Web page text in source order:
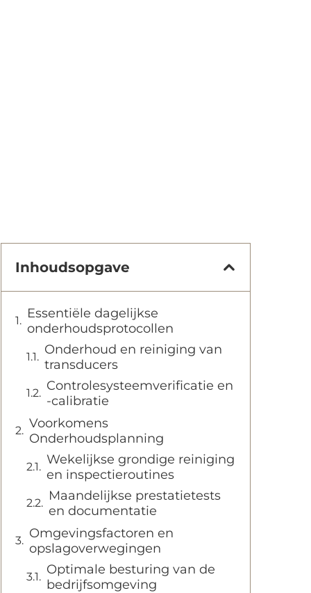
Inhoudsopgave
Essentiële dagelijkse
onderhoudsprotocollen
Onderhoud en reiniging van
transducers
Controlesysteemverificatie en
-calibratie
Voorkomens
Onderhoudsplanning
Wekelijkse grondige reiniging
en inspectieroutines
Maandelijkse prestatietests
en documentatie
Omgevingsfactoren en
opslagoverwegingen
Optimale besturing van de
bedrijfsomgeving